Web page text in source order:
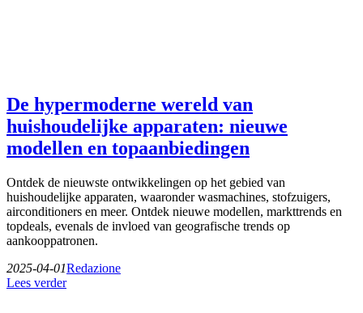
De hypermoderne wereld van
huishoudelijke apparaten: nieuwe
modellen en topaanbiedingen
Ontdek de nieuwste ontwikkelingen op het gebied van
huishoudelijke apparaten, waaronder wasmachines, stofzuigers,
airconditioners en meer. Ontdek nieuwe modellen, markttrends en
topdeals, evenals de invloed van geografische trends op
aankooppatronen.
2025-04-01Redazione
Lees verder